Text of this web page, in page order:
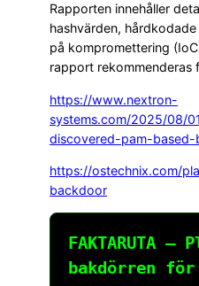
Rapporten innehåller
hashvärden,
på kompromettering
rapport rekommenderas
https://www.nextron-
systems.com/2025/08/
discovered-pam-
https://ostechnix.com/
backdoor
FAKTARUTA –
bakdörren